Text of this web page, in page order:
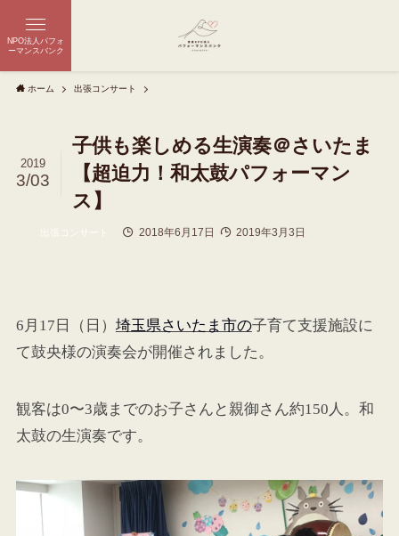
NPO法人パフォ
ーマンスバンク
ホーム 出張コンサート
子供も楽しめる生演奏＠さいたま
【超迫力！和太鼓パフォーマン
ス】
2019
3/03
出張コンサート 2018年6月17日 2019年3月3日
6月17日（日） 埼玉県さいたま市の子育て支援施設に
て鼓央様の演奏会が開催されました。
観客は0〜3歳までのお子さんと親御さん約150人。和
太鼓の生演奏です。